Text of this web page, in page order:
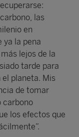
las
en
ya la pena
lejos de la
tarde para
planeta. Mis
de tomar
carbono
los efectos que